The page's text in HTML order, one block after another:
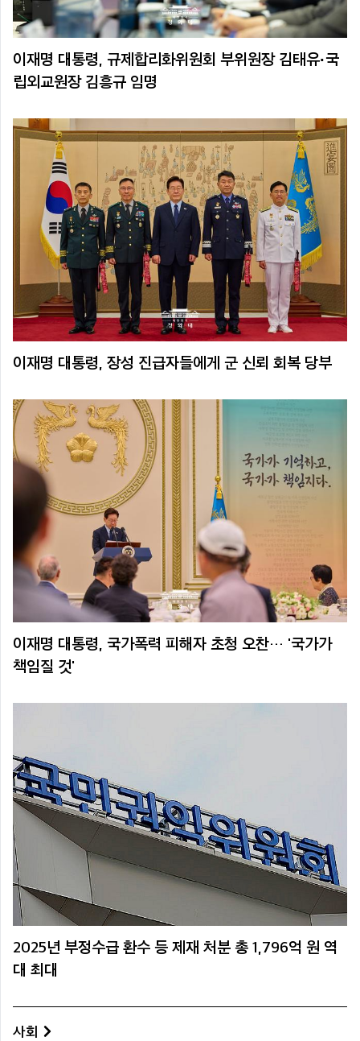
이재명 대통령, 규제합리화위원회 부위원장 김태유·국
립외교원장 김흥규 임명
이재명 대통령, 장성 진급자들에게 군 신뢰 회복 당부
이재명 대통령, 국가폭력 피해자 초청 오찬… '국가가
책임질 것'
2025년 부정수급 환수 등 제재 처분 총 1,796억 원 역
대 최대
사회